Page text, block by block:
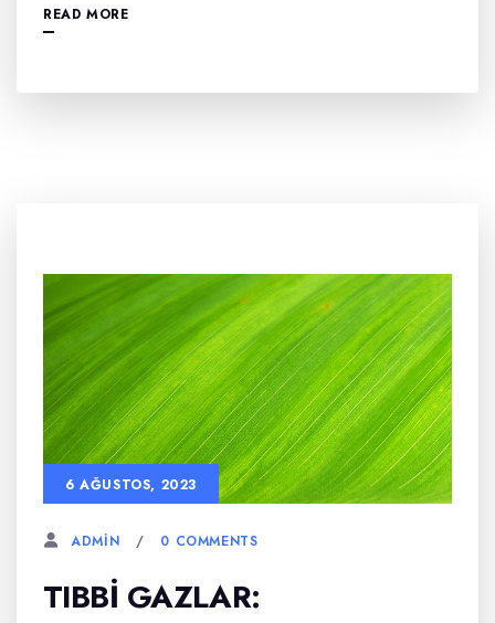
READ MORE
6 AĞUSTOS, 2023
ADMIN 0 COMMENTS
TIBBI GAZLAR: